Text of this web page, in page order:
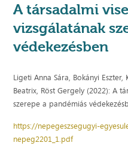
A társadalmi
vizsgálatának
védekezésben
Ligeti Anna Sára, Bokányi
Beatrix, Röst Gergely (2022): A
szerepe a pandémiás
https://nepegeszsegugyi-
nepeg2201_1.pdf